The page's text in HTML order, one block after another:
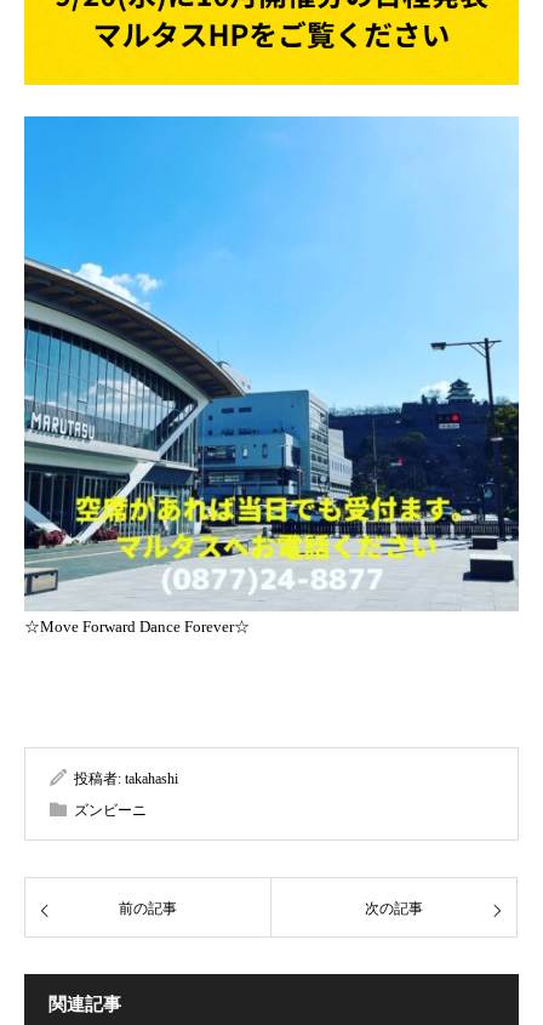
☆Move Forward Dance Forever☆
投稿者: takahashi
ズンビーニ
前の記事 次の記事
関連記事